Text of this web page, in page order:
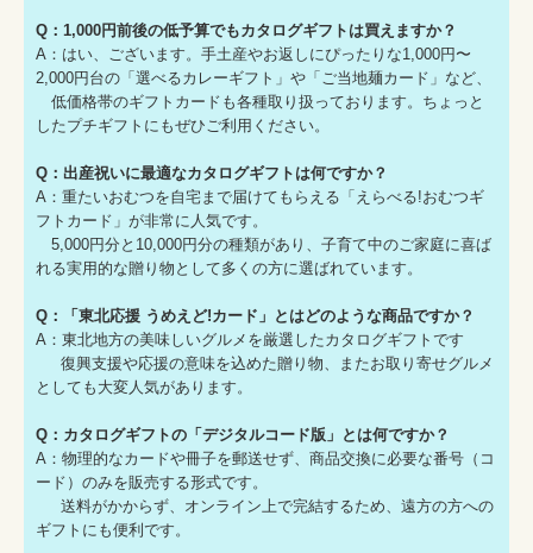
Q：1,000円前後の低予算でもカタログギフトは買えますか？
A：はい、ございます。手土産やお返しにぴったりな1,000円〜
2,000円台の「選べるカレーギフト」や「ご当地麺カード」など、
低価格帯のギフトカードも各種取り扱っております。ちょっと
したプチギフトにもぜひご利用ください。
Q：出産祝いに最適なカタログギフトは何ですか？
A：重たいおむつを自宅まで届けてもらえる「えらべる!おむつギ
フトカード」が非常に人気です。
5,000円分と10,000円分の種類があり、子育て中のご家庭に喜ば
れる実用的な贈り物として多くの方に選ばれています。
Q：「東北応援 うめえど!カード」とはどのような商品ですか？
A：東北地方の美味しいグルメを厳選したカタログギフトです
復興支援や応援の意味を込めた贈り物、またお取り寄せグルメ
としても大変人気があります。
Q：カタログギフトの「デジタルコード版」とは何ですか？
A：物理的なカードや冊子を郵送せず、商品交換に必要な番号（コ
ード）のみを販売する形式です。
送料がかからず、オンライン上で完結するため、遠方の方への
ギフトにも便利です。